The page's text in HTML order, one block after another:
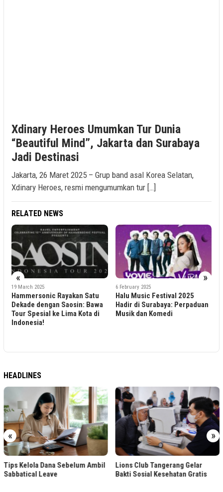
Xdinary Heroes Umumkan Tur Dunia
“Beautiful Mind”, Jakarta dan Surabaya
Jadi Destinasi
Jakarta, 26 Maret 2025 – Grup band asal Korea Selatan,
Xdinary Heroes, resmi mengumumkan tur […]
RELATED NEWS
« »
19 March 2025
Hammersonic Rayakan Satu
Dekade dengan Saosin: Bawa
Tour Spesial ke Lima Kota di
Indonesia!
6 February 2025
Halu Music Festival 2025
Hadir di Surabaya: Perpaduan
Musik dan Komedi
HEADLINES
« »
Tips Kelola Dana Sebelum Ambil
Sabbatical Leave
Lions Club Tangerang Gelar
Bakti Sosial Kesehatan Gratis